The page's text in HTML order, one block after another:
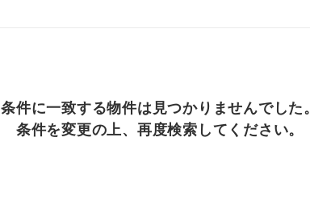
条件に一致する物件は見つかりませんでした。
条件を変更の上、再度検索してください。